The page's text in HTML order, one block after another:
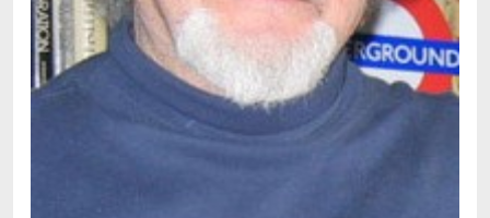
Abrahamson, Emmy
Abse, Dannie
Abu-Jaber, Diana
Abulhawa, Susan
Aburas, Lone